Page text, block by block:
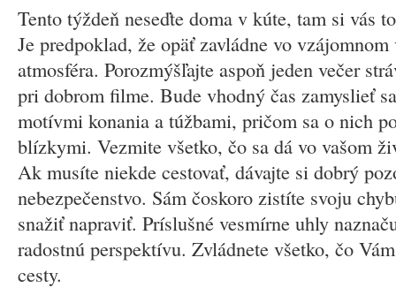
Tento týždeň neseďte doma v kúte, tam si vás
Je predpoklad, že opäť zavládne vo
atmosféra. Porozmýšľajte aspoň jeden večer
pri dobrom filme. Bude vhodný čas zamyslieť
motívmi konania a túžbami, pričom sa o nich
blízkymi. Vezmite všetko, čo sa dá vo vašom
Ak musíte niekde cestovať, dávajte si dobrý
nebezpečenstvo. Sám čoskoro zistíte svoju
snažiť napraviť. Príslušné vesmírne uhly
radostnú perspektívu. Zvládnete všetko, čo
cesty.